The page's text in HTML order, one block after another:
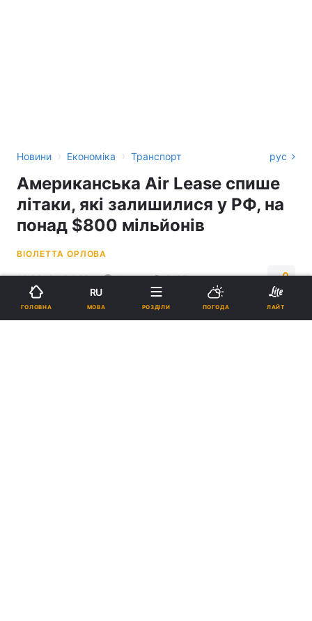
Новини › Економіка › Транспорт рус
Американська Air Lease спише
літаки, які залишилися у РФ, на
понад $800 мільйонів
ВІОЛЕТТА ОРЛОВА
12:38, 24.04.22 1 хв. 6187
Підпишіться на нас в Google
ГОЛОВНА
RU
МОВА РОЗДІЛИ ПОГОДА ЛАЙТ